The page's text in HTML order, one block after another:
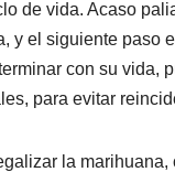
de vida. Acaso
y el siguiente paso
con su vida,
para evitar
la